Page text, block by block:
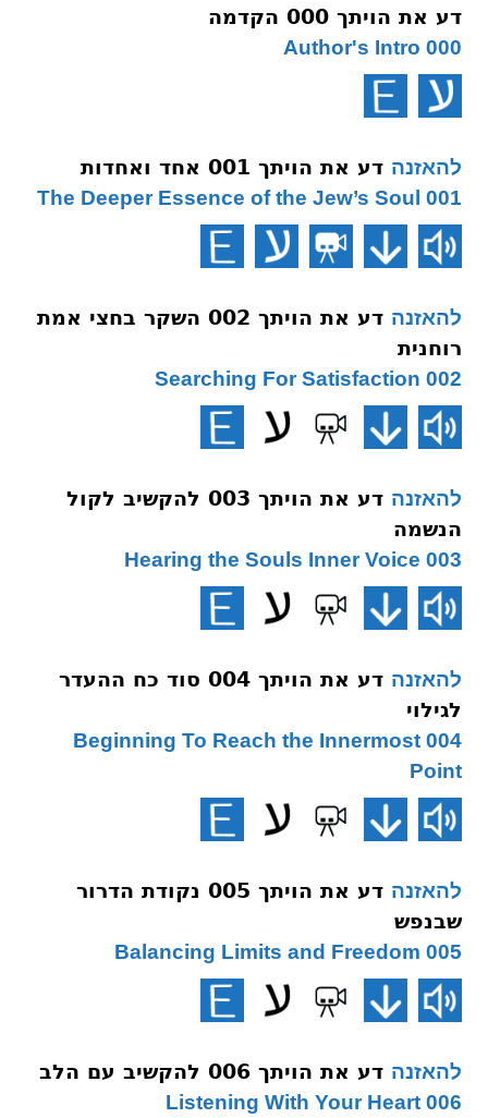
דע את הויתך 000 הקדמה
000 Author's Intro
להאזנה דע את הויתך 001 אחד ואחדות
001 The Deeper Essence of the Jew’s Soul
להאזנה
דע את הויתך 002 השקר בחצי אמת
רוחנית
002 Searching For Satisfaction
להאזנה
דע את הויתך 003 להקשיב לקול
הנשמה
003 Hearing the Souls Inner Voice
להאזנה
דע את הויתך 004 סוד כח ההעדר
לגילוי
004 Beginning To Reach the Innermost
Point
להאזנה
דע את הויתך 005 נקודת הדרור
שבנפש
005 Balancing Limits and Freedom
להאזנה דע את הויתך 006 להקשיב עם הלב
006 Listening With Your Heart